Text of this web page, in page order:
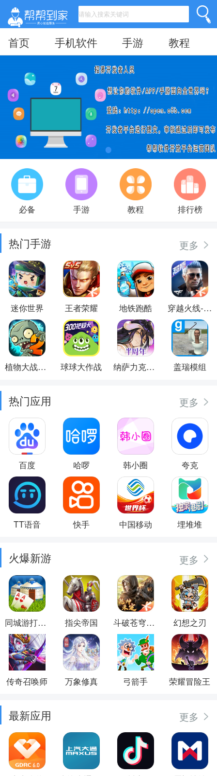
首页 手机软件 手游 教程
必备 手游 教程 排行榜
热门手游 更多
迷你世界 王者荣耀 地铁跑酷 穿越火线-枪战王者
植物大战僵尸2 球球大作战 纳萨力克之王 盖瑞模组
热门应用 更多
百度 哈啰 韩小圈 夸克
TT语音 快手 中国移动 埋堆堆
火爆新游 更多
同城游打大尖 指尖帝国 斗破苍穹：异火重燃 幻想之刃
传奇召唤师 万象修真 弓箭手 荣耀冒险王
最新应用 更多